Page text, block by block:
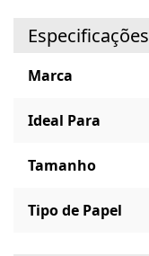
Especificações
Marca
Ideal Para
Tamanho
Tipo de Papel